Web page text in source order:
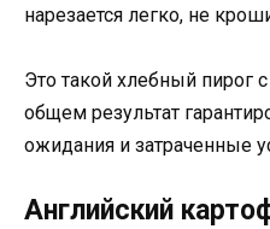
нарезается легко, не
Это такой хлебный пирог
общем результат
ожидания и затраченные
Английский